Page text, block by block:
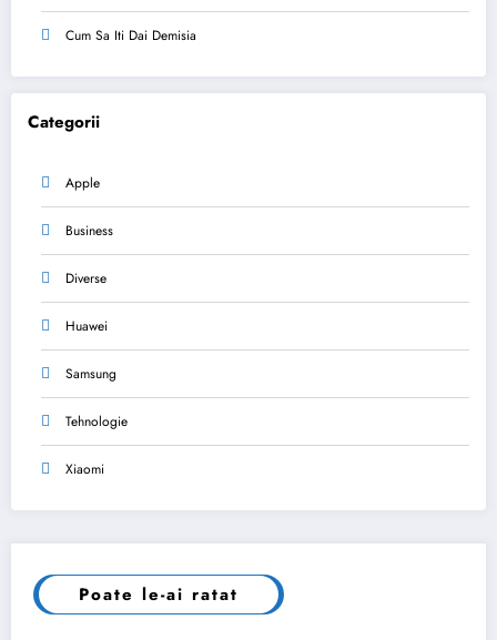
Cum Sa Iti Dai Demisia
Categorii
Apple
Business
Diverse
Huawei
Samsung
Tehnologie
Xiaomi
Poate le-ai ratat